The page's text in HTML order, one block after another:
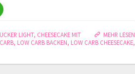
MEHR LESEN
LIGHT, CHEESECAKE MIT
, LOW CARB BACKEN, LOW CARB CHEESECAKE,